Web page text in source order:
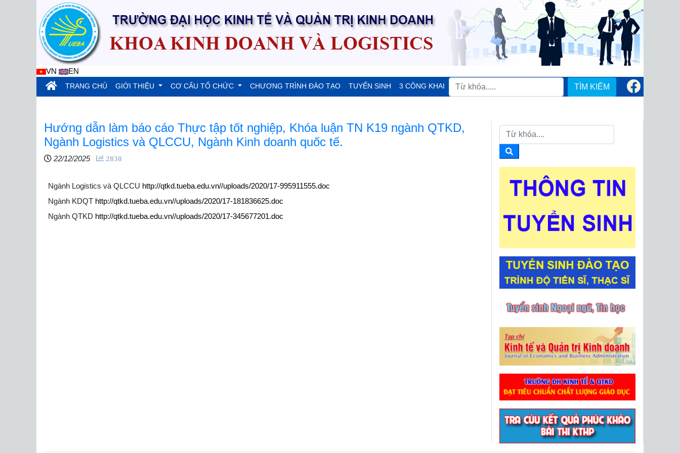
VN EN
TRANG CHỦ (current)
GIỚI THIỆU CƠ CẤU TỔ CHỨC CHƯƠNG TRÌNH ĐÀO TẠO TUYỂN SINH 3 CÔNG KHAI TÌM KIẾM
Hướng dẫn làm báo cáo Thực tập tốt nghiệp, Khóa luận TN K19 ngành QTKD,
Ngành Logistics và QLCCU, Ngành Kinh doanh quốc tế.
22/12/2025 2830
Ngành Logistics và QLCCU http://qtkd.tueba.edu.vn//uploads/2020/17-995911555.doc
Ngành KDQT http://qtkd.tueba.edu.vn//uploads/2020/17-181836625.doc
Ngành QTKD http://qtkd.tueba.edu.vn//uploads/2020/17-345677201.doc